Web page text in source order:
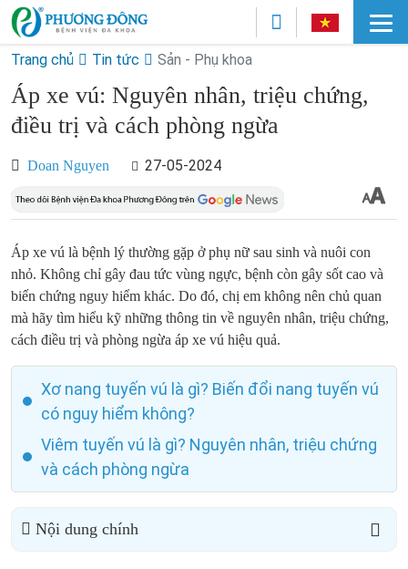
Trang chủ Tin tức Sản - Phụ khoa
Áp xe vú: Nguyên nhân, triệu chứng,
điều trị và cách phòng ngừa
Doan Nguyen 27-05-2024
Áp xe vú là bệnh lý thường gặp ở phụ nữ sau sinh và nuôi con
nhỏ. Không chỉ gây đau tức vùng ngực, bệnh còn gây sốt cao và
biến chứng nguy hiểm khác. Do đó, chị em không nên chủ quan
mà hãy tìm hiểu kỹ những thông tin về nguyên nhân, triệu chứng,
cách điều trị và phòng ngừa áp xe vú hiệu quả.
Xơ nang tuyến vú là gì? Biến đổi nang tuyến vú
có nguy hiểm không?
Viêm tuyến vú là gì? Nguyên nhân, triệu chứng
và cách phòng ngừa
Nội dung chính